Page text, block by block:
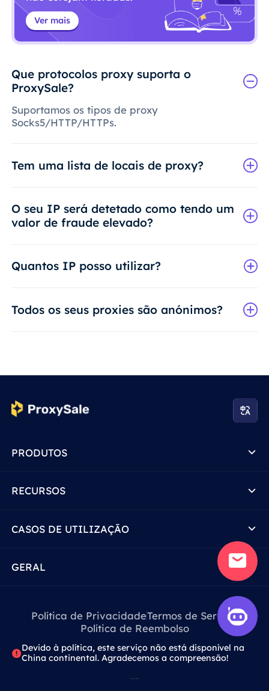
Ver mais
Que protocolos proxy suporta o
ProxySale?
Suportamos os tipos de proxy
Socks5/HTTP/HTTPs.
Tem uma lista de locais de proxy?
O seu IP será detetado como tendo um
valor de fraude elevado?
Quantos IP posso utilizar?
Todos os seus proxies são anónimos?
PRODUTOS
RECURSOS
CASOS DE UTILIZAÇÃO
GERAL
Política de PrivacidadeTermos de Serviço
Política de Reembolso
Devido à política, este serviço não está disponível na
China continental. Agradecemos a compreensão!